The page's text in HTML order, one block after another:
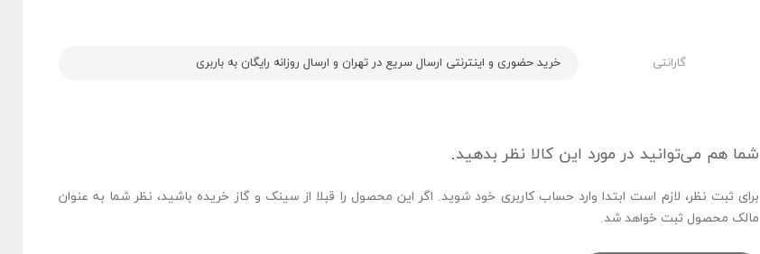
گارانتی خرید حضوری و اینترنتی ارسال سریع در تهران و ارسال روزانه رایگان به باربری
شما هم می‌توانید در مورد این کالا نظر بدهید.
برای ثبت نظر، لازم است ابتدا وارد حساب کاربری خود شوید. اگر این محصول را قبلا از سینک و گاز خریده باشید، نظر شما به عنوان
مالک محصول ثبت خواهد شد.